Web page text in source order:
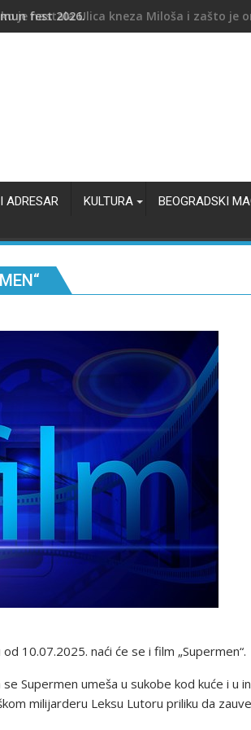
je nastala Ulica kneza Miloša i zašto je
ADRESAR KULTURA BEOGRADSKI
10.07.2025. naći će se i film „Supermen“.
Supermen umeša u sukobe kod kuće i u
milijarderu Leksu Lutoru priliku da